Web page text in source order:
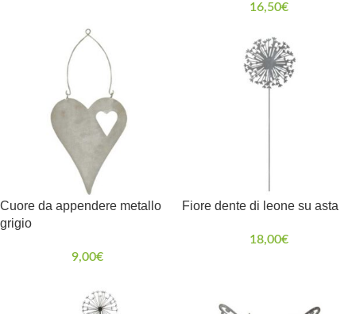
16,50€
Cuore da appendere metallo
grigio
9,00€
Fiore dente di leone su asta
18,00€